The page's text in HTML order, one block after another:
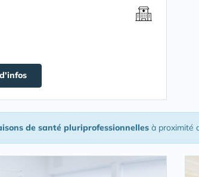
de santé pluriprofessionnelles à proximité